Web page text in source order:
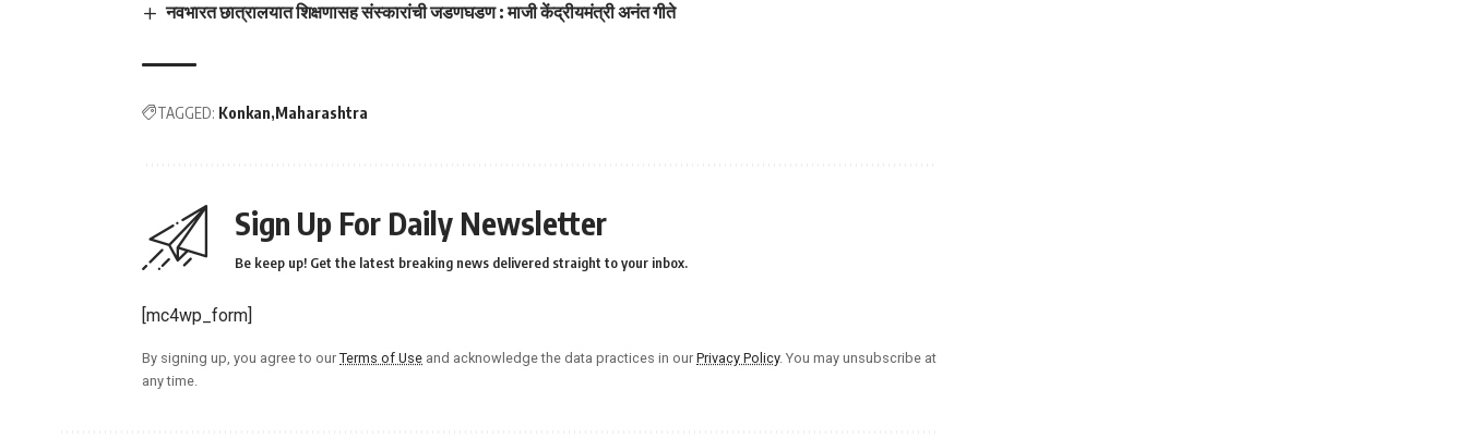
नवभारत छात्रालयात शिक्षणासह संस्कारांची जडणघडण : माजी केंद्रीयमंत्री अनंत गीते
TAGGED: Konkan Maharashtra
Sign Up For Daily Newsletter
Be keep up! Get the latest breaking news delivered straight to your inbox.
[mc4wp_form]
By signing up, you agree to our Terms of Use and acknowledge the data practices in our Privacy Policy. You may unsubscribe at
any time.